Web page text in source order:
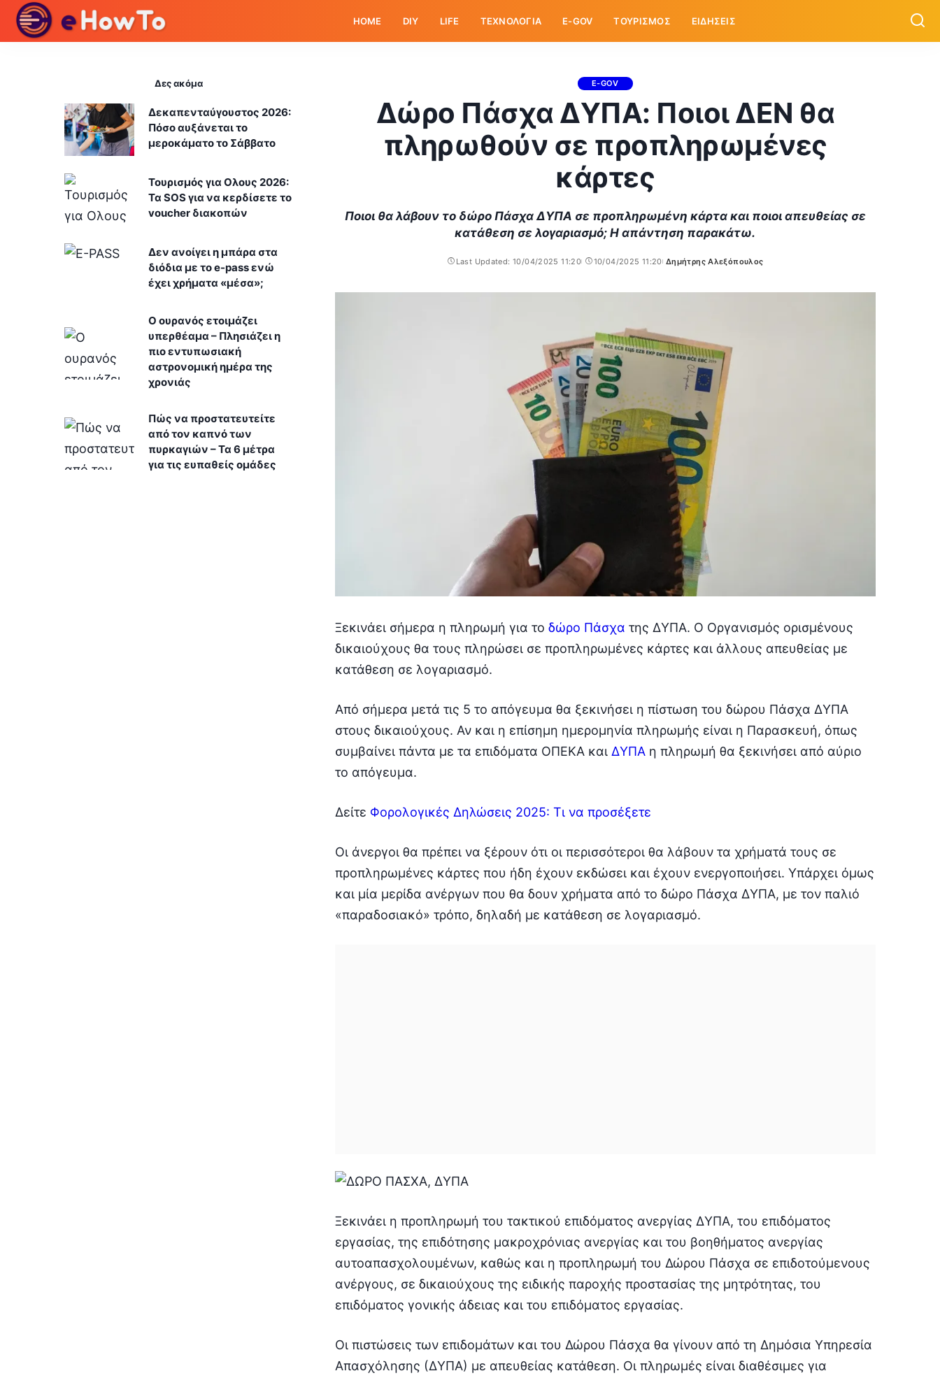
HOME DIY LIFE ΤΕΧΝΟΛΟΓΙΑ E-GOV ΤΟΥΡΙΣΜΟΣ ΕΙΔΗΣΕΙΣ
E-GOV
Δώρο Πάσχα ΔΥΠΑ: Ποιοι ΔΕΝ θα
πληρωθούν σε προπληρωμένες
κάρτες
Ποιοι θα λάβουν το δώρο Πάσχα ΔΥΠΑ σε προπληρωμένη κάρτα και ποιοι απευθείας σε
κατάθεση σε λογαριασμό; Η απάντηση παρακάτω.
Last Updated: 10/04/2025 11:20 10/04/2025 11:20
Posted
Δημήτρης Αλεξόπουλος
Ξεκινάει σήμερα η πληρωμή για το δώρο Πάσχα της ΔΥΠΑ. Ο Οργανισμός ορισμένους
δικαιούχους θα τους πληρώσει σε προπληρωμένες κάρτες και άλλους απευθείας με
κατάθεση σε λογαριασμό.
Από σήμερα μετά τις 5 το απόγευμα θα ξεκινήσει η πίστωση του δώρου Πάσχα ΔΥΠΑ
στους δικαιούχους. Αν και η επίσημη ημερομηνία πληρωμής είναι η Παρασκευή, όπως
συμβαίνει πάντα με τα επιδόματα ΟΠΕΚΑ και ΔΥΠΑη πληρωμή θα ξεκινήσει από αύριο
το απόγευμα.
Δείτε Φορολογικές Δηλώσεις 2025: Tι να προσέξετε
Οι άνεργοι θα πρέπει να ξέρουν ότι οι περισσότεροι θα λάβουν τα χρήματά τους σε
προπληρωμένες κάρτες που ήδη έχουν εκδώσει και έχουν ενεργοποιήσει. Υπάρχει όμως
και μία μερίδα ανέργων που θα δουν χρήματα από το δώρο Πάσχα ΔΥΠΑ, με τον παλιό
«παραδοσιακό» τρόπο, δηλαδή με κατάθεση σε λογαριασμό.
Ξεκινάει η προπληρωμή του τακτικού επιδόματος ανεργίας ΔΥΠΑ, του επιδόματος
εργασίας, της επιδότησης μακροχρόνιας ανεργίας και του βοηθήματος ανεργίας
αυτοαπασχολουμένων, καθώς και η προπληρωμή του Δώρου Πάσχα σε επιδοτούμενους
ανέργους, σε δικαιούχους της ειδικής παροχής προστασίας της μητρότητας, του
επιδόματος γονικής άδειας και του επιδόματος εργασίας.
Οι πιστώσεις των επιδομάτων και του Δώρου Πάσχα θα γίνουν από τη Δημόσια Υπηρεσία
Απασχόλησης (ΔΥΠΑ) με απευθείας κατάθεση. Οι πληρωμές είναι διαθέσιμες για
Δες ακόμα
Δεκαπενταύγουστος 2026:
Πόσο αυξάνεται το
μεροκάματο το Σάββατο
Τουρισμός για Ολους 2026:
Τα SOS για να κερδίσετε το
voucher διακοπών
Δεν ανοίγει η μπάρα στα
διόδια με το e-pass ενώ
έχει χρήματα «μέσα»;
Ο ουρανός ετοιμάζει
υπερθέαμα – Πλησιάζει η
πιο εντυπωσιακή
αστρονομική ημέρα της
χρονιάς
Πώς να προστατευτείτε
από τον καπνό των
πυρκαγιών – Τα 6 μέτρα
για τις ευπαθείς ομάδες